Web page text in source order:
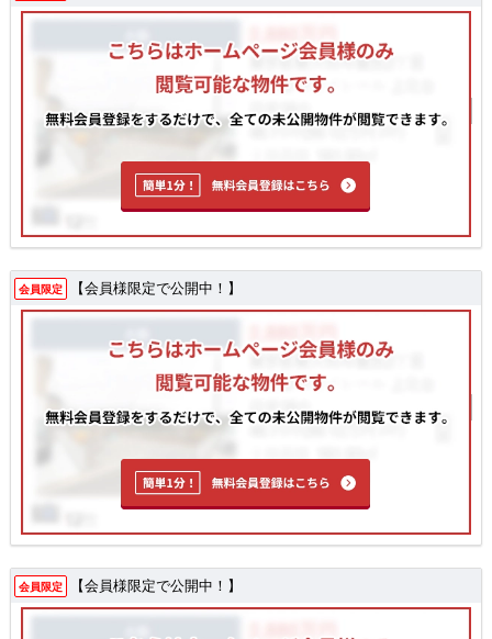
会員限定 【会員様限定で公開中！】
会員限定 【会員様限定で公開中！】